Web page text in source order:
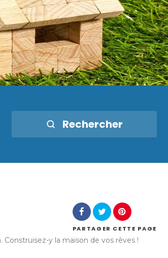
Rechercher
PARTAGER CETTE PAGE
y la maison de vos rêves !